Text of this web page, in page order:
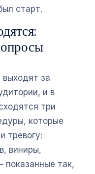
старт.
за
и в
три
которые
тревогу:
виниры,
показанные так,